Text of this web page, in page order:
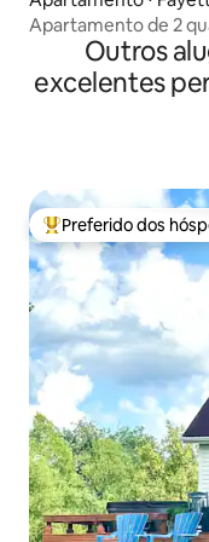
Apartamento de 2
central.Outros
excelentes
Entre os melhores
Preferido dos